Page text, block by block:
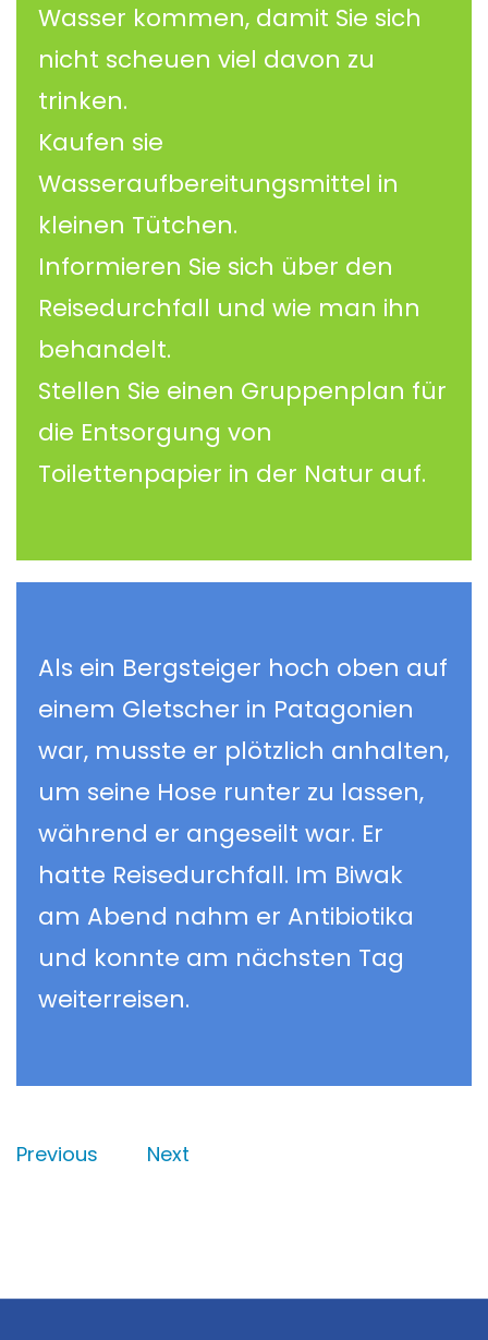
Wasser kommen, damit Sie sich
nicht scheuen viel davon zu
trinken.
Kaufen sie
Wasseraufbereitungsmittel in
kleinen Tütchen.
Informieren Sie sich über den
Reisedurchfall und wie man ihn
behandelt.
Stellen Sie einen Gruppenplan für
die Entsorgung von
Toilettenpapier in der Natur auf.
Als ein Bergsteiger hoch oben auf
einem Gletscher in Patagonien
war, musste er plötzlich anhalten,
um seine Hose runter zu lassen,
während er angeseilt war. Er
hatte Reisedurchfall. Im Biwak
am Abend nahm er Antibiotika
und konnte am nächsten Tag
weiterreisen.
Previous Next